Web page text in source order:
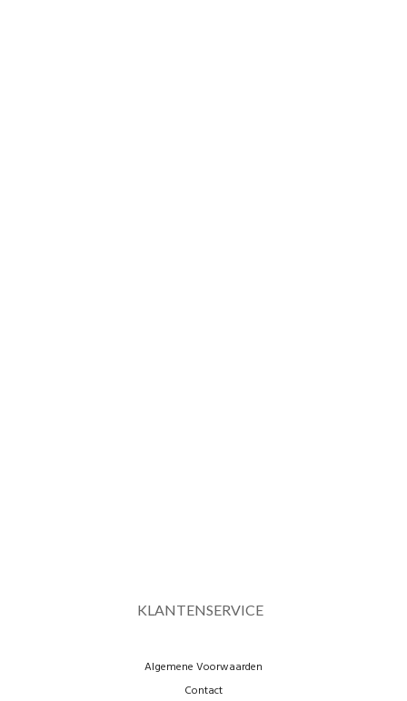
KLANTENSERVICE
Algemene Voorwaarden
Contact